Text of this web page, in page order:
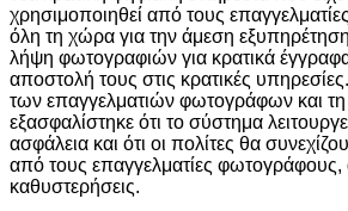
χρησιμοποιηθεί από τους
όλη τη χώρα για την άμεση
λήψη φωτογραφιών για κρατικά
αποστολή τους στις κρατικές
των επαγγελματιών φωτογράφων και
εξασφαλίστηκε ότι το σύστημα
ασφάλεια και ότι οι πολίτες θα
από τους επαγγελματίες φωτογράφους,
καθυστερήσεις.